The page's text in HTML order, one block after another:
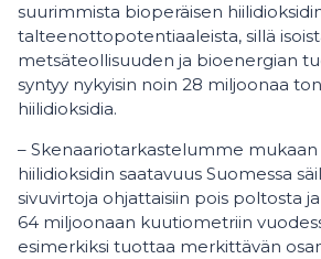
suurimmista bioperäisen
talteenottopotentiaaleista, sillä
metsäteollisuuden ja bioenergian
syntyy nykyisin noin 28 miljoonaa
hiilidioksidia.
– Skenaariotarkastelumme
hiilidioksidin saatavuus Suomessa
sivuvirtoja ohjattaisiin pois poltosta
64 miljoonaan kuutiometriin
esimerkiksi tuottaa merkittävän